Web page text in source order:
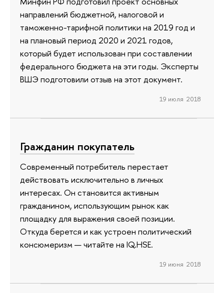
направлений бюджетной, налоговой и
таможенно-тарифной политики на 2019 год и
на плановый период 2020 и 2021 годов,
который будет использован при составлении
федерального бюджета на эти годы. Эксперты
ВШЭ подготовили отзыв на этот документ.
19 июля 2018
Гражданин покупатель
Современный потребитель перестает
действовать исключительно в личных
интересах. Он становится активным
гражданином, использующим рынок как
площадку для выражения своей позиции.
Откуда берется и как устроен политический
консюмеризм — читайте на IQ.HSE.
19 июня 2018